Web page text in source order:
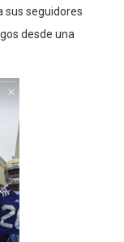
sus seguidores
desde una